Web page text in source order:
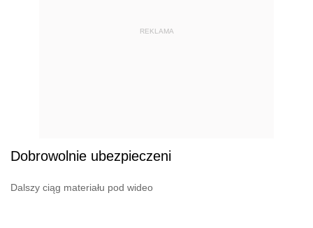
REKLAMA
Dobrowolnie ubezpieczeni
Dalszy ciąg materiału pod wideo